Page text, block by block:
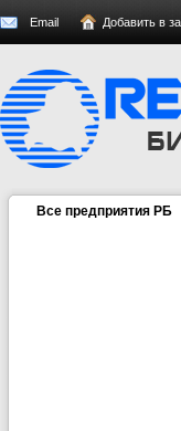
Email Добавить в
Все предприятия РБ